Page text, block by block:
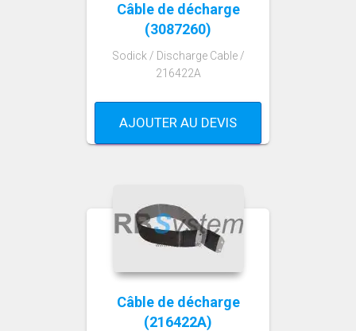
Câble de décharge
(3087260)
Sodick / Discharge Cable /
216422A
AJOUTER AU DEVIS
Câble de décharge
(216422A)